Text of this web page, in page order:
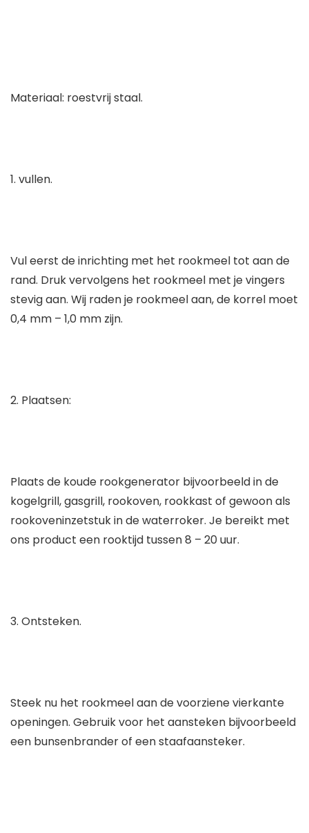
Materiaal: roestvrij staal.
1. vullen.
Vul eerst de inrichting met het rookmeel tot aan de
rand. Druk vervolgens het rookmeel met je vingers
stevig aan. Wij raden je rookmeel aan, de korrel moet
0,4 mm – 1,0 mm zijn.
2. Plaatsen:
Plaats de koude rookgenerator bijvoorbeeld in de
kogelgrill, gasgrill, rookoven, rookkast of gewoon als
rookoveninzetstuk in de waterroker. Je bereikt met
ons product een rooktijd tussen 8 – 20 uur.
3. Ontsteken.
Steek nu het rookmeel aan de voorziene vierkante
openingen. Gebruik voor het aansteken bijvoorbeeld
een bunsenbrander of een staafaansteker.